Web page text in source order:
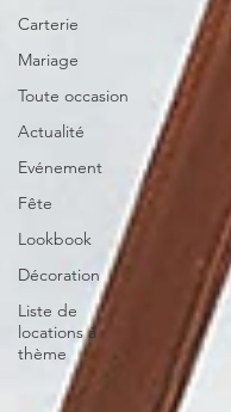
Carterie
Mariage
Toute occasion
Actualité
Evénement
Fête
Lookbook
Décoration
Liste de
locations à
thème